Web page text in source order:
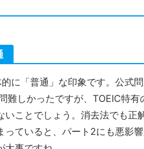
に「普通」な印象です。公式
難しかったですが、TOEIC特
いことでしょう。消去法でも
っていると、パート2にも悪影